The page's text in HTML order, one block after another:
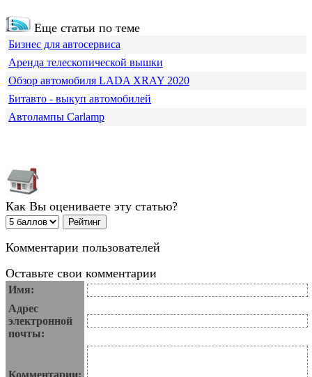
Еще статьи по теме
Бизнес для автосервиса
Аренда телескопической вышки
Обзор автомобиля LADA XRAY 2020
Битавто - выкуп автомобилей
Автолампы Carlamp
Как Вы оцениваете эту статью?
Комментарии пользователей
Оставьте свои комментарии
Имя:
Адрес
электронной
почты: